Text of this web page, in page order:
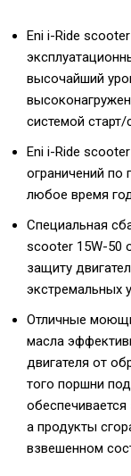
Eni i-Ride
высочайший
системой старт/
Eni i-Ride
ограничений по
любое время
Специальная
scooter 15W-50
защиту
экстремальных
Отличные
масла
двигателя от
того поршни
а продукты
взвешенном